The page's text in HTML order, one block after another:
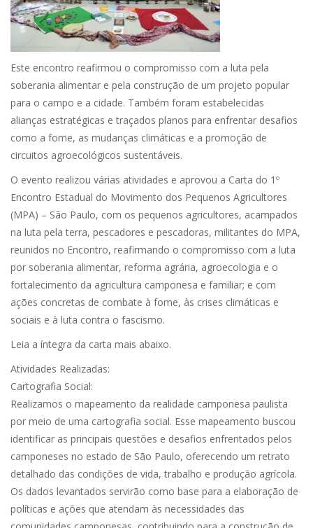
Este encontro reafirmou o compromisso com a luta pela
soberania alimentar e pela construção de um projeto popular
para o campo e a cidade. Também foram estabelecidas
alianças estratégicas e traçados planos para enfrentar desafios
como a fome, as mudanças climáticas e a promoção de
circuitos agroecológicos sustentáveis.
O evento realizou várias atividades e aprovou a Carta do 1º
Encontro Estadual do Movimento dos Pequenos Agricultores
(MPA) – São Paulo, com os pequenos agricultores, acampados
na luta pela terra, pescadores e pescadoras, militantes do MPA,
reunidos no Encontro, reafirmando o compromisso com a luta
por soberania alimentar, reforma agrária, agroecologia e o
fortalecimento da agricultura camponesa e familiar; e com
ações concretas de combate à fome, às crises climáticas e
sociais e à luta contra o fascismo.
Leia a íntegra da carta mais abaixo.
Atividades Realizadas:
Cartografia Social:
Realizamos o mapeamento da realidade camponesa paulista
por meio de uma cartografia social. Esse mapeamento buscou
identificar as principais questões e desafios enfrentados pelos
camponeses no estado de São Paulo, oferecendo um retrato
detalhado das condições de vida, trabalho e produção agrícola.
Os dados levantados servirão como base para a elaboração de
políticas e ações que atendam às necessidades das